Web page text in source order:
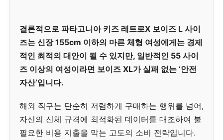
결론적으로 파타고니아 키즈 레트로X 보이즈 L 사이
즈는 신장 155cm 이하의 마른 체형 여성에게는 경제
적인 최적의 대안이 될 수 있지만, 일반적인 55 사이
즈 이상의 여성이라면 보이즈 XL가 실패 없는 ‘안전
자산’입니다.
해외 직구는 단순히 저렴하게 구매하는 행위를 넘어,
자신의 신체 규격에 최적화된 데이터를 대조하여 불
필요한 비용 지출을 막는 고도의 소비 전략입니다.